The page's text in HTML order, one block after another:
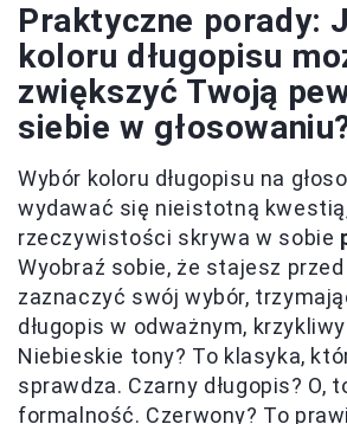
Praktyczne porady:
koloru długopisu
zwiększyć Twoją
siebie w
Wybór koloru długopisu na
wydawać się nieistotną
rzeczywistości skrywa w sobie
Wyobraź sobie, że stajesz
zaznaczyć swój wybór,
długopis w odważnym,
Niebieskie tony? To klasyka,
sprawdza. Czarny długopis? O,
formalność. Czerwony? To